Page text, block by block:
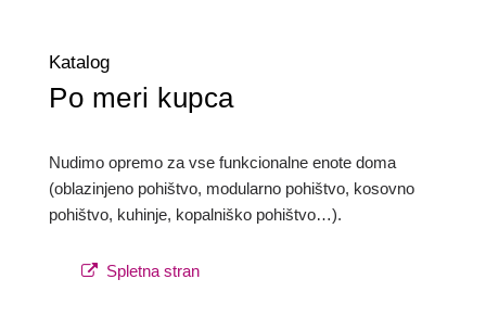
Katalog
Po meri kupca
Nudimo opremo za vse funkcionalne enote doma
(oblazinjeno pohištvo, modularno pohištvo, kosovno
pohištvo, kuhinje, kopalniško pohištvo…).
Spletna stran